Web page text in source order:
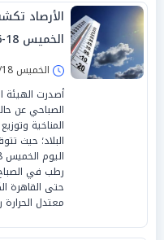
الأرصاد
الخميس 18-6-2026
الخميس 18/يونيو/2026 - 12:31 ص
أصدرت الهيئة
الصباحي عن
المناخية
البلاد؛ حيث
رطب في الصباح
حتى القاهرة
معتدل